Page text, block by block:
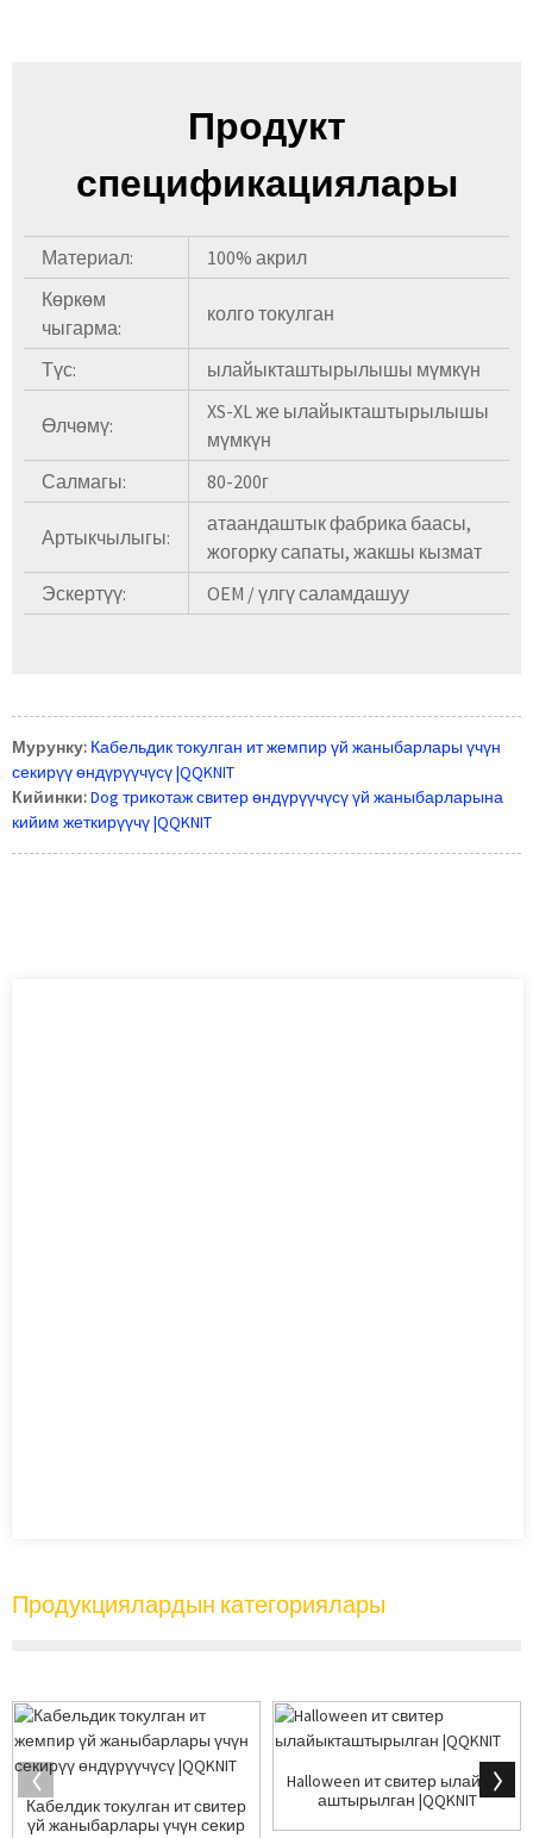
Продукт
спецификациялары
Материал:
100% акрил
Көркөм
чыгарма:
колго токулган
Түс: ылайыкташтырылышы мүмкүн
Өлчөмү:
XS-XL же ылайыкташтырылышы
мүмкүн
Салмагы:
80-200г
Артыкчылыгы:
атаандаштык фабрика баасы,
жогорку сапаты, жакшы кызмат
Эскертүү:
OEM / үлгү саламдашуу
Мурунку: Кабельдик токулган ит жемпир үй жаныбарлары үчүн
секирүү өндүрүүчүсү |QQKNIT
Кийинки:Dog трикотаж свитер өндүрүүчүсү үй жаныбарларына
кийим жеткирүүчү |QQKNIT
Продукциялардын категориялары
Кабелдик токулган ит свитер
үй жаныбарлары үчүн секир
Halloween ит свитер ылайыкт
аштырылган |QQKNIT